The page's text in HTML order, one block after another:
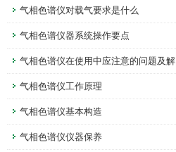
气相色谱仪对载气要求是什么
气相色谱仪器系统操作要点
气相色谱仪在使用中应注意的问题及解
决方法
气相色谱仪工作原理
气相色谱仪基本构造
气相色谱仪仪器保养